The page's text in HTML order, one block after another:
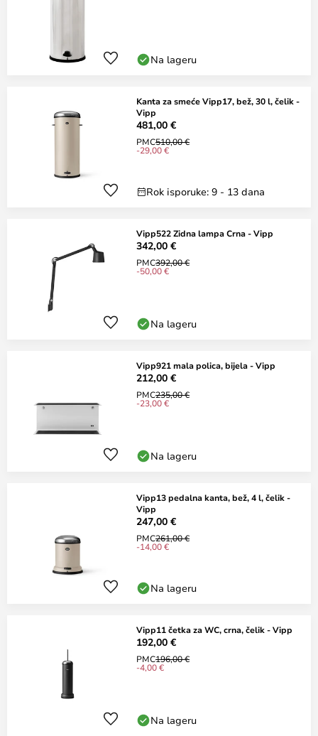
Na lageru
Kanta za smeće Vipp17, bež, 30 l, čelik -
Vipp
481,00 €
PMC510,00 €
-29,00 €
Rok isporuke: 9 - 13 dana
Vipp522 Zidna lampa Crna - Vipp
342,00 €
PMC392,00 €
-50,00 €
Na lageru
Vipp921 mala polica, bijela - Vipp
212,00 €
PMC235,00 €
-23,00 €
Na lageru
Vipp13 pedalna kanta, bež, 4 l, čelik -
Vipp
247,00 €
PMC261,00 €
-14,00 €
Na lageru
Vipp11 četka za WC, crna, čelik - Vipp
192,00 €
PMC196,00 €
-4,00 €
Na lageru